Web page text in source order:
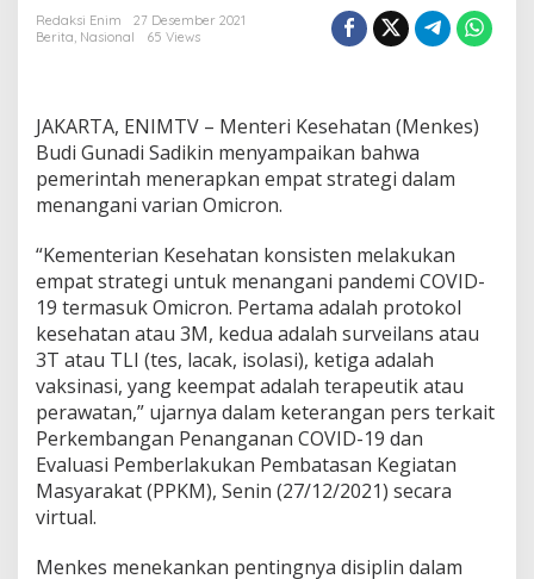
r
k
a
n
E
p
a
t
S
t
r
a
t
g
i
P
e
Redaksi Enim
27 Desember 2021
Berita, Nasional 65 Views
JAKARTA, ENIMTV – Menteri Kesehatan (Menkes)
Budi Gunadi Sadikin menyampaikan bahwa
pemerintah menerapkan empat strategi dalam
menangani varian Omicron.
“Kementerian Kesehatan konsisten melakukan
empat strategi untuk menangani pandemi COVID-
19 termasuk Omicron. Pertama adalah protokol
kesehatan atau 3M, kedua adalah surveilans atau
3T atau TLI (tes, lacak, isolasi), ketiga adalah
vaksinasi, yang keempat adalah terapeutik atau
perawatan,” ujarnya dalam keterangan pers terkait
Perkembangan Penanganan COVID-19 dan
Evaluasi Pemberlakukan Pembatasan Kegiatan
Masyarakat (PPKM), Senin (27/12/2021) secara
virtual.
Menkes menekankan pentingnya disiplin dalam